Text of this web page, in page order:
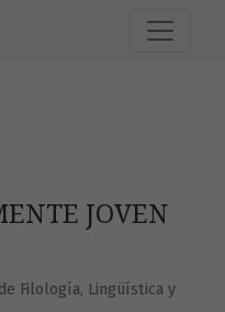
JOVEN
Filología, Lingüística y